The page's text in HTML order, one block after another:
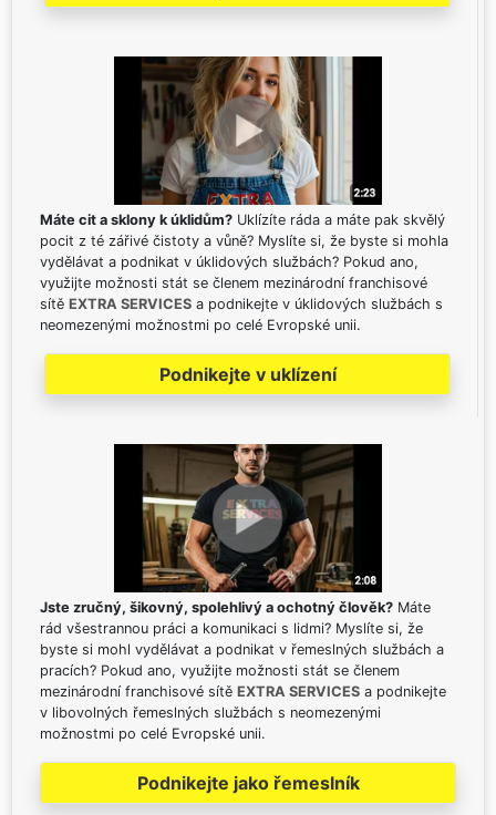
Máte cit a sklony k úklidům? Uklízíte ráda a máte pak skvělý
pocit z té zářivé čistoty a vůně? Myslíte si, že byste si mohla
vydělávat a podnikat v úklidových službách? Pokud ano,
využijte možnosti stát se členem mezinárodní franchisové
sítě EXTRA SERVICES a podnikejte v úklidových službách s
neomezenými možnostmi po celé Evropské unii.
Podnikejte v uklízení
Jste zručný, šikovný, spolehlivý a ochotný člověk? Máte
rád všestrannou práci a komunikaci s lidmi? Myslíte si, že
byste si mohl vydělávat a podnikat v řemeslných službách a
pracích? Pokud ano, využijte možnosti stát se členem
mezinárodní franchisové sítě EXTRA SERVICES a podnikejte
v libovolných řemeslných službách s neomezenými
možnostmi po celé Evropské unii.
Podnikejte jako řemeslník